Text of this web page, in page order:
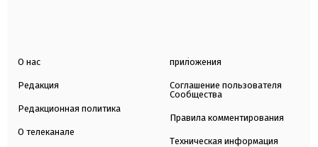
О нас
Редакция
Редакционная политика
О телеканале
приложения
Соглашение пользователя
Сообщества
Правила комментирования
Техническая информация